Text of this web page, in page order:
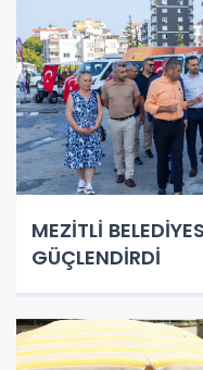
MEZİTLİ
GÜÇLENDİRDİ